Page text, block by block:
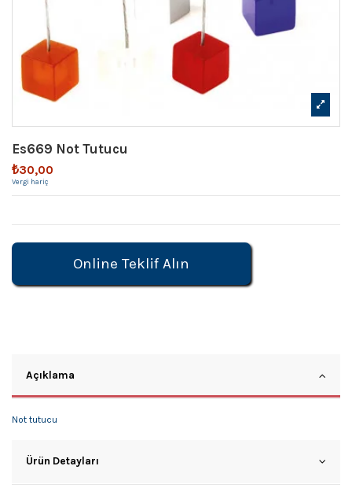
Es669 Not Tutucu
₺30,00
Vergi hariç
Online Teklif Alın
Açıklama
Not tutucu
Ürün Detayları